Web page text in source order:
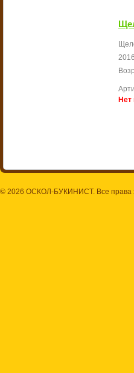
Нет
© 2026 ОСКОЛ-БУКИНИСТ. Все